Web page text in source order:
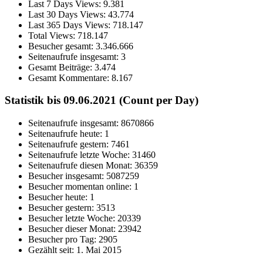
Last 7 Days Views: 9.381
Last 30 Days Views: 43.774
Last 365 Days Views: 718.147
Total Views: 718.147
Besucher gesamt: 3.346.666
Seitenaufrufe insgesamt: 3
Gesamt Beiträge: 3.474
Gesamt Kommentare: 8.167
Statistik bis 09.06.2021 (Count per Day)
Seitenaufrufe insgesamt: 8670866
Seitenaufrufe heute: 1
Seitenaufrufe gestern: 7461
Seitenaufrufe letzte Woche: 31460
Seitenaufrufe diesen Monat: 36359
Besucher insgesamt: 5087259
Besucher momentan online: 1
Besucher heute: 1
Besucher gestern: 3513
Besucher letzte Woche: 20339
Besucher dieser Monat: 23942
Besucher pro Tag: 2905
Gezählt seit: 1. Mai 2015